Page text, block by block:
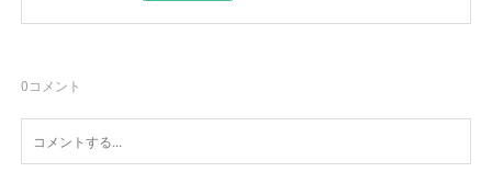
0コメント